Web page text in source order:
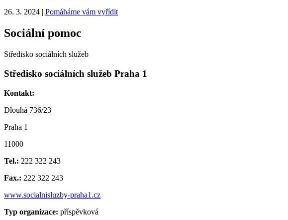
26. 3. 2024 | Pomáháme vám vyřídit
Sociální pomoc
Středisko sociálních služeb
Středisko sociálních služeb Praha 1
Kontakt:
Dlouhá 736/23
Praha 1
11000
Tel.: 222 322 243
Fax.: 222 322 243
www.socialnisluzby-praha1.cz
Typ organizace: příspěvková